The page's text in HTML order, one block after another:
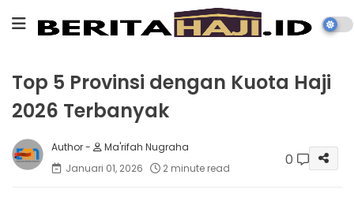
Top 5 Provinsi dengan Kuota Haji
2026 Terbanyak
Ma'rifah Nugraha
Januari 01, 2026
2 minute read 0